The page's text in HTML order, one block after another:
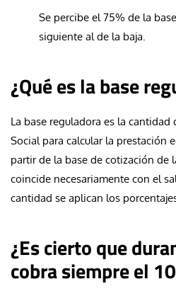
Se percibe el 75% de la
siguiente al de la baja.
¿Qué es la base
La base reguladora es la cantidad
Social para calcular la prestación
partir de la base de cotización de
coincide necesariamente con el
cantidad se aplican los
¿Es cierto que
cobra siempre el